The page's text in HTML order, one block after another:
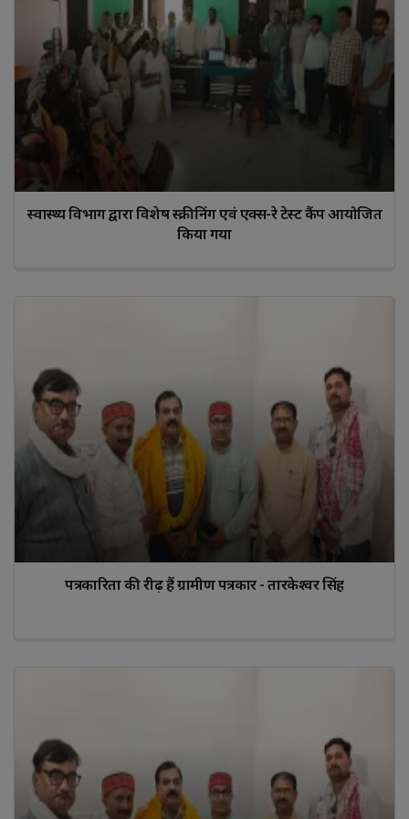
स्वास्थ्य विभाग द्वारा विशेष स्क्रीनिंग एवं एक्स-रे टेस्ट कैंप आयोजित
किया गया
पत्रकारिता की रीढ़ हैं ग्रामीण पत्रकार - तारकेश्वर सिंह